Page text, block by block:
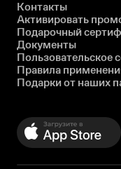
Контакты
Активировать
Подарочный
Документы
Пользовательское
Правила
Подарки от наших